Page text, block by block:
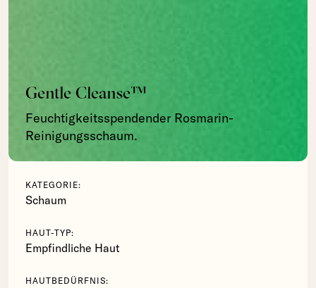
Gentle Cleanse™
Feuchtigkeitsspendender Rosmarin-
Reinigungsschaum.
KATEGORIE:
Schaum
HAUT-TYP:
Empfindliche Haut
HAUTBEDÜRFNIS: